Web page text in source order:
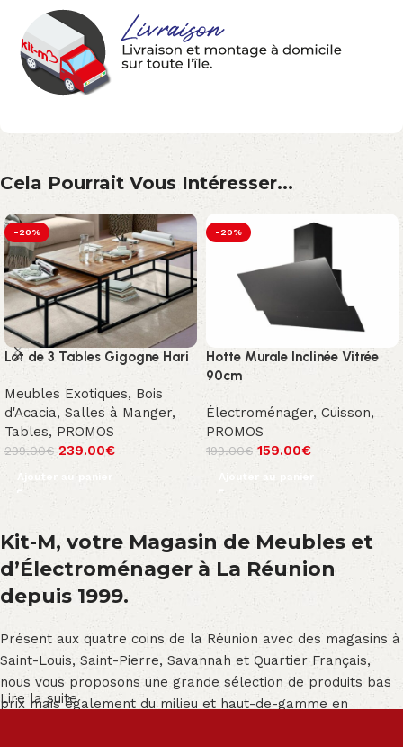
Cela Pourrait Vous Intéresser...
-20%
Lot de 3 Tables Gigogne Hari
Meubles Exotiques, Bois
d'Acacia, Salles à Manger,
Tables, PROMOS
299.00€ 239.00€
Ajouter au panier
-20%
Hotte Murale Inclinée Vitrée
90cm
Électroménager, Cuisson,
PROMOS
199.00€ 159.00€
Ajouter au panier
Kit-M, votre Magasin de Meubles et
d’Électroménager à La Réunion
depuis 1999.
Présent aux quatre coins de la Réunion avec des magasins à
Saint-Louis, Saint-Pierre, Savannah et Quartier Français,
nous vous proposons une grande sélection de produits bas
prix mais également du milieu et haut-de-gamme en
Lire la suite